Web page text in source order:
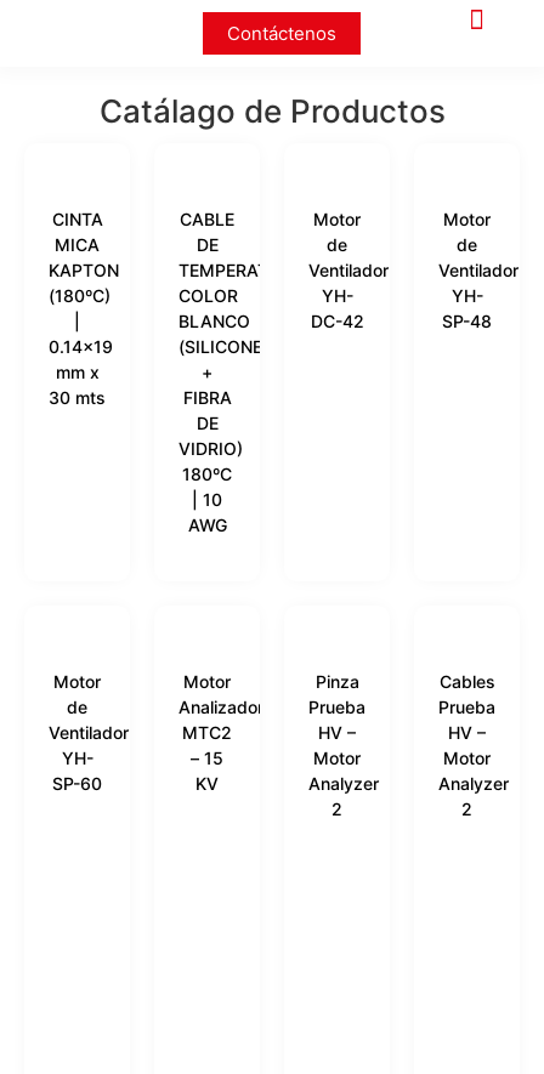
Contáctenos
Catálago de Productos
CINTA
MICA
KAPTON
(180ºC)
0.14×19
mm x
30 mts
CABLE
DE
TEMPERATURA
COLOR
BLANCO
(SILICONE
+
FIBRA
DE
VIDRIO)
180ºC
| 10
AWG
Motor
de
Ventilador
YH-
DC-42
Motor
de
Ventilador
YH-
SP-48
Motor
de
Ventilador
YH-
SP-60
Motor
Analizador
MTC2
– 15
KV
Pinza
Prueba
HV –
Motor
Analyzer
2
Cables
Prueba
HV –
Motor
Analyzer
2